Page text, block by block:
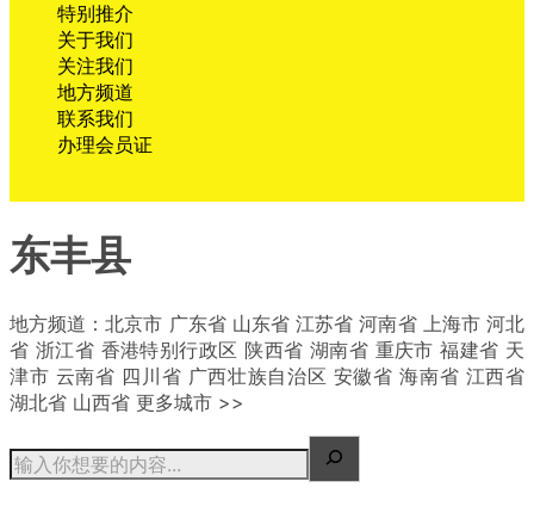
特别推介
关于我们
关注我们
地方频道
联系我们
办理会员证
东丰县
地方频道：北京市 广东省 山东省 江苏省 河南省 上海市 河北
省 浙江省 香港特别行政区 陕西省 湖南省 重庆市 福建省 天
津市 云南省 四川省 广西壮族自治区 安徽省 海南省 江西省
湖北省 山西省 更多城市 >>